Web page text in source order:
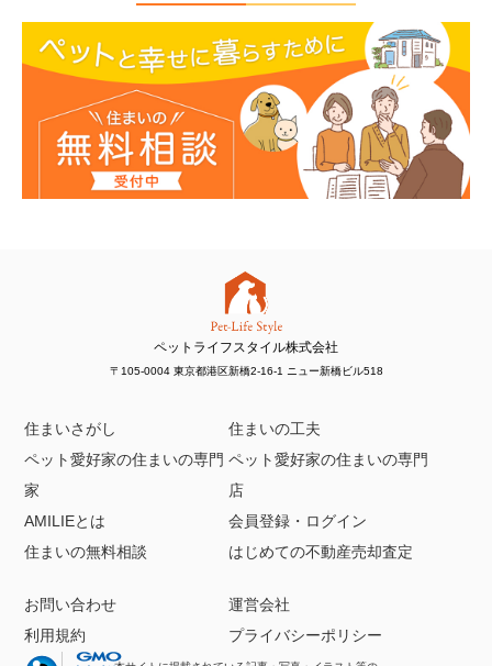
ペットライフスタイル株式会社
〒105-0004 東京都港区新橋2-16-1 ニュー新橋ビル518
住まいさがし
住まいの工夫
ペット愛好家の住まいの専門
家
ペット愛好家の住まいの専門
店
AMILIEとは
会員登録・ログイン
住まいの無料相談
はじめての不動産売却査定
お問い合わせ
運営会社
利用規約
プライバシーポリシー